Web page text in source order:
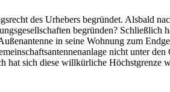
des Urhebers begründet. Alsbald
begründen? Schließlich
in seine Wohnung zum
nicht unter den
hat sich diese willkürliche Höchstgrenze